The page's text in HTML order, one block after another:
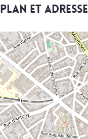
Plan et adresse